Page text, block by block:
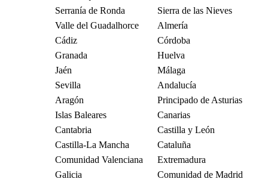
Serranía de Ronda
Sierra de las Nieves
Valle del Guadalhorce
Almería
Cádiz
Córdoba
Granada
Huelva
Jaén
Málaga
Sevilla
Andalucía
Aragón
Principado de Asturias
Islas Baleares
Canarias
Cantabria
Castilla y León
Castilla-La Mancha
Cataluña
Comunidad Valenciana
Extremadura
Galicia
Comunidad de Madrid